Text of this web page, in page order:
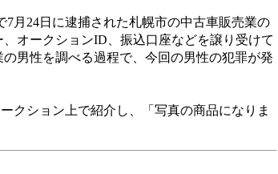
月24日に逮捕された札幌市の中古車販売業の
オークションID、振込口座などを譲り受けて
男性を調べる過程で、今回の男性の犯罪が発
クション上で紹介し、「写真の商品になりま